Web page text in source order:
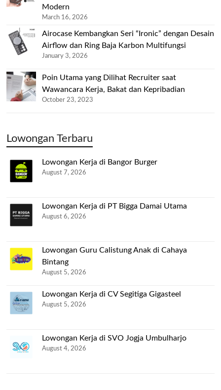
Modern
March 16, 2026
Airocase Kembangkan Seri “Ironic” dengan Desain
Airflow dan Ring Baja Karbon Multifungsi
January 3, 2026
Poin Utama yang Dilihat Recruiter saat
Wawancara Kerja, Bakat dan Kepribadian
October 23, 2023
Lowongan Terbaru
Lowongan Kerja di Bangor Burger
August 7, 2026
Lowongan Kerja di PT Bigga Damai Utama
August 6, 2026
Lowongan Guru Calistung Anak di Cahaya
Bintang
August 5, 2026
Lowongan Kerja di CV Segitiga Gigasteel
August 5, 2026
Lowongan Kerja di SVO Jogja Umbulharjo
August 4, 2026